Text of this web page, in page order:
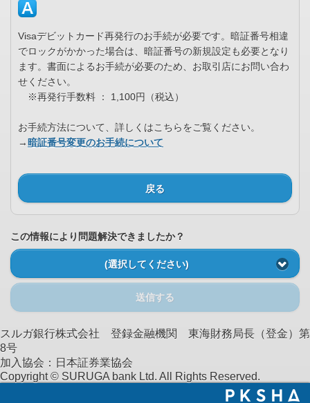
Visaデビットカード再発行のお手続が必要です。暗証番号相違
でロックがかかった場合は、暗証番号の新規設定も必要となり
ます。書面によるお手続が必要のため、お取引店にお問い合わ
せください。
※再発行手数料 ： 1,100円（税込）
お手続方法について、詳しくはこちらをご覧ください。
→暗証番号変更のお手続について
戻る
この情報により問題解決できましたか？
(選択してください)
送信する
スルガ銀行株式会社 登録金融機関 東海財務局長（登金）第
8号
加入協会：日本証券業協会
Copyright © SURUGA bank Ltd. All Rights Reserved.